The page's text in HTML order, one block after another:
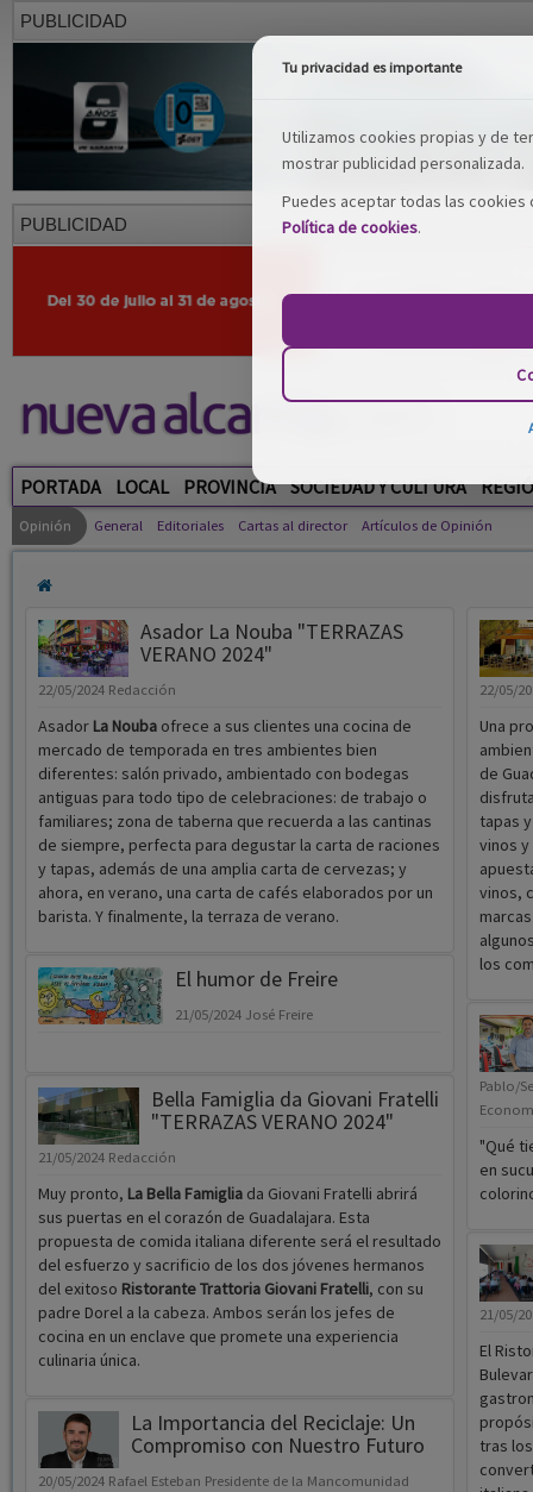
PUBLICIDAD
PUBLICIDAD
PORTADA LOCAL PROVINCIA SOCIEDAD Y CULTURA
Opinión General Editoriales Cartas al director Artículos de Opinión
Asador La Nouba "TERRAZAS
VERANO 2024"
22/05/2024 Redacción
Asador La Noubaofrece a sus clientes una cocina de
mercado de temporada en tres ambientes bien
diferentes: salón privado, ambientado con bodegas
antiguas para todo tipo de celebraciones: de trabajo o
familiares; zona de taberna que recuerda a las cantinas
de siempre, perfecta para degustar la carta de raciones
y tapas, además de una amplia carta de cervezas; y
ahora, en verano, una carta de cafés elaborados por un
barista. Y finalmente, la terraza de verano.
El humor de Freire
21/05/2024 José Freire
Bella Famiglia da Giovani Fratelli
"TERRAZAS VERANO 2024"
21/05/2024 Redacción
Muy pronto, La Bella Famigliada Giovani Fratelli abrirá
sus puertas en el corazón de Guadalajara. Esta
propuesta de comida italiana diferente será el resultado
del esfuerzo y sacrificio de los dos jóvenes hermanos
del exitoso Ristorante Trattoria Giovani Fratelli, con su
padre Dorel a la cabeza. Ambos serán los jefes de
cocina en un enclave que promete una experiencia
culinaria única.
La Importancia del Reciclaje: Un
Compromiso con Nuestro Futuro
20/05/2024 Rafael Esteban Presidente de la Mancomunidad
22/05/
Una
de
tapas
vinos
vinos,
los
Pablo/
"Qué
en
21/05/
El
tras
Tu privacidad es importante
Utilizamos cookies propias y de
mostrar publicidad personalizada.
Puedes aceptar todas las
Política de cookies.